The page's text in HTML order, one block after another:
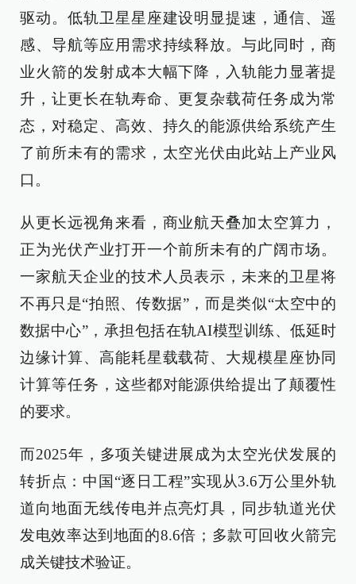
驱动。低轨卫星星座建设明显提速，通信、遥
感、导航等应用需求持续释放。与此同时，商
业火箭的发射成本大幅下降，入轨能力显著提
升，让更长在轨寿命、更复杂载荷任务成为常
态，对稳定、高效、持久的能源供给系统产生
了前所未有的需求，太空光伏由此站上产业风
口。
从更长远视角来看，商业航天叠加太空算力，
正为光伏产业打开一个前所未有的广阔市场。
一家航天企业的技术人员表示，未来的卫星将
不再只是“拍照、传数据”，而是类似“太空中的
数据中心”，承担包括在轨AI模型训练、低延时
边缘计算、高能耗星载载荷、大规模星座协同
计算等任务，这些都对能源供给提出了颠覆性
的要求。
而2025年，多项关键进展成为太空光伏发展的
转折点：中国“逐日工程”实现从3.6万公里外轨
道向地面无线传电并点亮灯具，同步轨道光伏
发电效率达到地面的8.6倍；多款可回收火箭完
成关键技术验证。